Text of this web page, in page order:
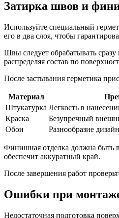
Затирка швов и
Используйте специальный
его в два слоя, чтобы
Швы следует обрабатывать сразу
распределяя состав по
После застывания герметика
Материал
Штукатурка Легкость в
Краска
Безупречный
Обои
Разнообразие
Финишная отделка должна быть
обеспечит аккуратный край.
После завершения работ
Ошибки при
Недостаточная подготовка